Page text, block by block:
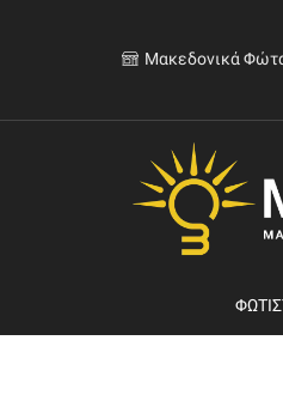
Μακεδονικά